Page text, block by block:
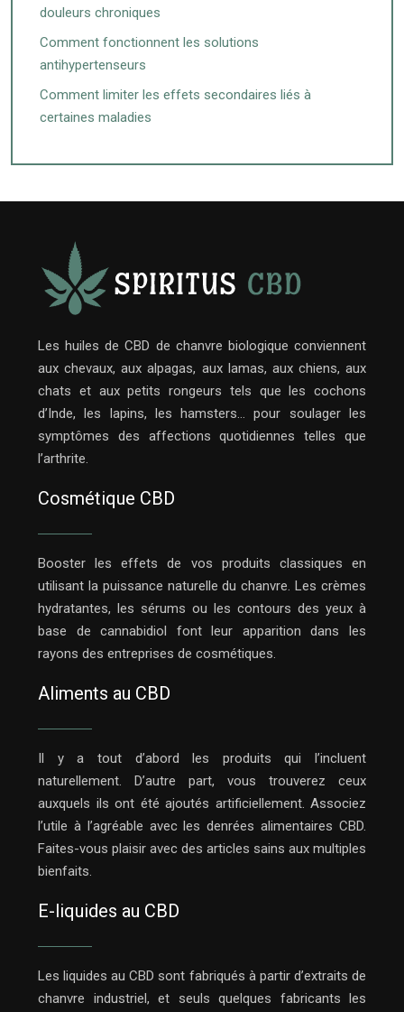
douleurs chroniques
Comment fonctionnent les solutions
antihypertenseurs
Comment limiter les effets secondaires liés à
certaines maladies
Les huiles de CBD de chanvre biologique conviennent
aux chevaux, aux alpagas, aux lamas, aux chiens, aux
chats et aux petits rongeurs tels que les cochons
d’Inde, les lapins, les hamsters… pour soulager les
symptômes des affections quotidiennes telles que
l’arthrite.
Cosmétique CBD
Booster les effets de vos produits classiques en
utilisant la puissance naturelle du chanvre. Les crèmes
hydratantes, les sérums ou les contours des yeux à
base de cannabidiol font leur apparition dans les
rayons des entreprises de cosmétiques.
Aliments au CBD
Il y a tout d’abord les produits qui l’incluent
naturellement. D’autre part, vous trouverez ceux
auxquels ils ont été ajoutés artificiellement. Associez
l’utile à l’agréable avec les denrées alimentaires CBD.
Faites-vous plaisir avec des articles sains aux multiples
bienfaits.
E-liquides au CBD
Les liquides au CBD sont fabriqués à partir d’extraits de
chanvre industriel, et seuls quelques fabricants les